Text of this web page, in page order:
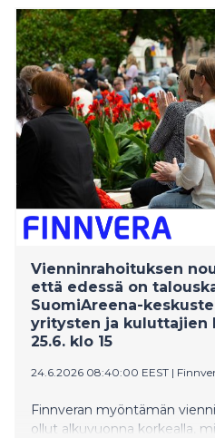
henkilöstökokemukseen,
hyvinvointiin tilanteessa,
muuttuva työelämä
Samalla kilpailu hoiva-alan
kiristyy.
Vienninrahoituksen
että edessä on
SuomiAreena-
yritysten ja kuluttajien
25.6. klo 15
24.6.2026 08:40:00 EEST |
Finnveran myöntämän
ollut alkuvuonna korkealla,